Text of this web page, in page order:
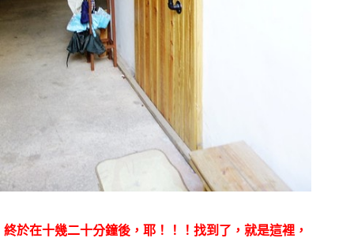
終於在十幾二十分鐘後，耶！！！找到了，就是這裡，